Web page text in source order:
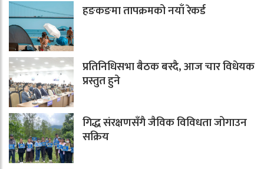
हङकङमा तापक्रमको नयाँ रेकर्ड
प्रतिनिधिसभा बैठक बस्दै, आज चार विधेयक
प्रस्तुत हुने
गिद्ध संरक्षणसँगै जैविक विविधता जोगाउन
सक्रिय